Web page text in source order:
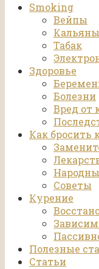
Smoking
Вейпы
Кальяны
Табак
Здоровье
Болезни
Вред от
Как бросить
Советы
Курение
Полезные
Статьи